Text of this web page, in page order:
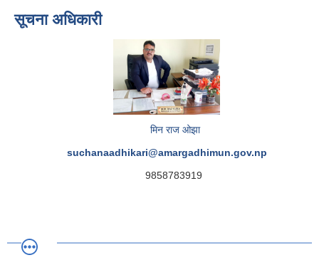
सूचना अधिकारी
मिन राज ओझा
suchanaadhikari@amargadhimun.gov.np
9858783919